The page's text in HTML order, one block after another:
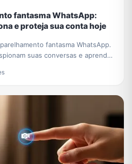
fantasma WhatsApp:
e proteja sua conta hoje
fantasma WhatsApp.
suas conversas e aprenda